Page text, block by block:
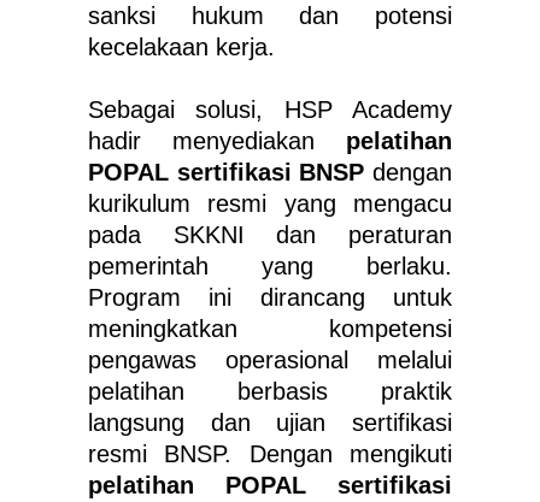
sanksi hukum dan potensi
kecelakaan kerja.
Sebagai solusi, HSP Academy
hadir menyediakan pelatihan
POPAL sertifikasi BNSP dengan
kurikulum resmi yang mengacu
pada SKKNI dan peraturan
pemerintah yang berlaku.
Program ini dirancang untuk
meningkatkan kompetensi
pengawas operasional melalui
pelatihan berbasis praktik
langsung dan ujian sertifikasi
resmi BNSP. Dengan mengikuti
pelatihan POPAL sertifikasi